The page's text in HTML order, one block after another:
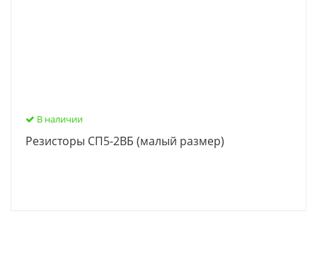
В наличии
Резисторы СП5-2ВБ (малый размер)